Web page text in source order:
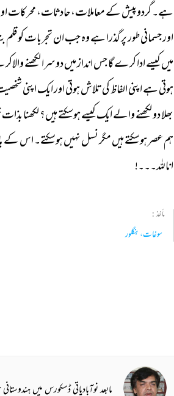
ہے۔ گردوپیش کے معاملات، حادثات، محرکات
اور جسمانی طور پر گذرا ہے وہ جب ان تجربات کو قلم
میں کیسے ادا کرے گا جس انداز میں دوسرا لکھنے
ہوتی ہے اپنی الفاظ کی تلاش ہوتی اور ایک اپنی
بھلا دو لکھنے والے ایک کیسے ہوسکتے ہیں؟ لکھنا بذات
ہم عصر ہوسکتے ہیں مگر نسل نہیں ہوسکتے۔ اس کے
اناللہ۔۔۔!
مأخذ :
سوغات،بنگلور
مابعد نوآبادیاتی ڈسکورس میں ہندوستانی حوالے سے لفظ دلت ایک خاص اہمیت کا حامل ہے۔ ہندوستانی ادب،